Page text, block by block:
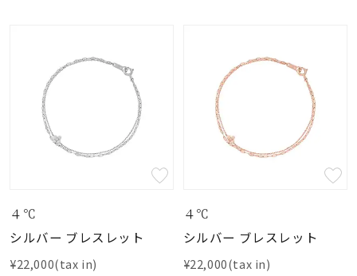
４℃
シルバー ブレスレット
¥22,000(tax in)
４℃
シルバー ブレスレット
¥22,000(tax in)